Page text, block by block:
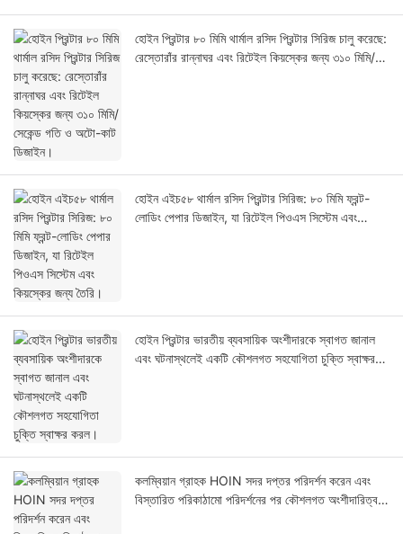
হোইন প্রিন্টার ৮০ মিমি থার্মাল রসিদ প্রিন্টার সিরিজ চালু করেছে:
রেস্তোরাঁর রান্নাঘর এবং রিটেইল কিয়স্কের জন্য ৩১০ মিমি/
হোইন এইচ৫৮ থার্মাল রসিদ প্রিন্টার সিরিজ: ৮০ মিমি ফ্রন্ট-
লোডিং পেপার ডিজাইন, যা রিটেইল পিওএস সিস্টেম এবং
হোইন প্রিন্টার ভারতীয় ব্যবসায়িক অংশীদারকে স্বাগত জানাল
এবং ঘটনাস্থলেই একটি কৌশলগত সহযোগিতা চুক্তি স্বাক্ষর
কলম্বিয়ান গ্রাহক HOIN সদর দপ্তর পরিদর্শন করেন এবং
বিস্তারিত পরিকাঠামো পরিদর্শনের পর কৌশলগত অংশীদারিত্ব